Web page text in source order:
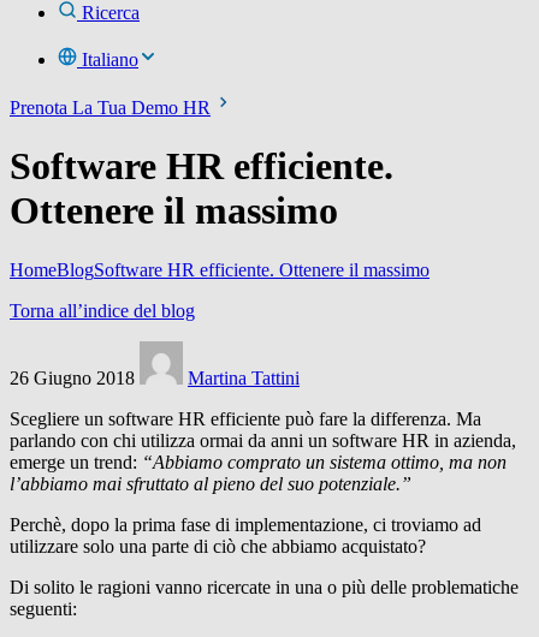
Ricerca
Italiano
Prenota La Tua Demo HR
Software HR efficiente.
Ottenere il massimo
HomeBlogSoftware HR efficiente. Ottenere il massimo
Torna all’indice del blog
26 Giugno 2018
Martina Tattini
Scegliere un software HR efficiente può fare la differenza. Ma
parlando con chi utilizza ormai da anni un software HR in azienda,
emerge un trend: “Abbiamo comprato un sistema ottimo, ma non
l’abbiamo mai sfruttato al pieno del suo potenziale.”
Perchè, dopo la prima fase di implementazione, ci troviamo ad
utilizzare solo una parte di ciò che abbiamo acquistato?
Di solito le ragioni vanno ricercate in una o più delle problematiche
seguenti: